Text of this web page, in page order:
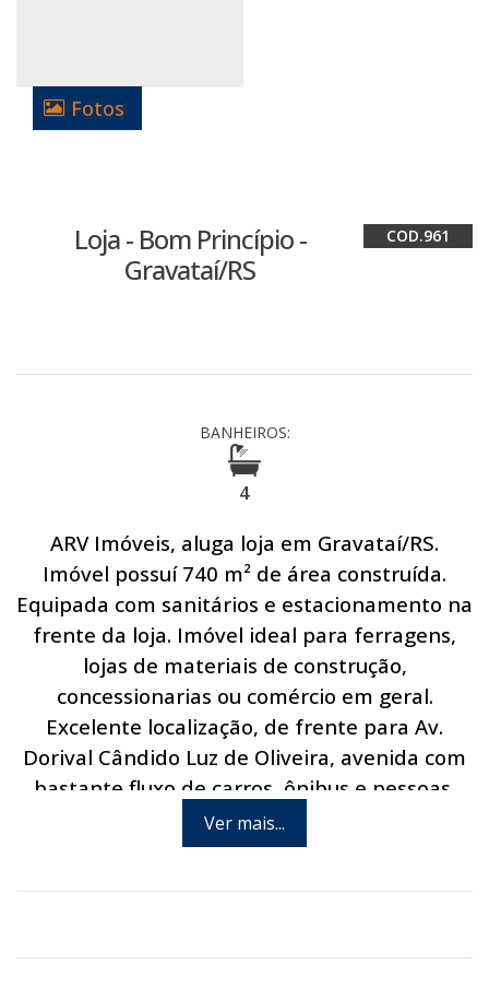
Fotos
Loja - Bom Princípio -
Gravataí/RS
961
BANHEIROS:
4
ARV Imóveis, aluga loja em Gravataí/RS.
Imóvel possuí 740 m² de área construída.
Equipada com sanitários e estacionamento na
frente da loja. Imóvel ideal para ferragens,
lojas de materiais de construção,
concessionarias ou comércio em geral.
Excelente localização, de frente para Av.
Dorival Cândido Luz de Oliveira, avenida com
bastante fluxo de carros, ônibus e pessoas.
Fácil acesso às principais vias do município, às
cidades da região metropolitana e Porto
Ver mais...